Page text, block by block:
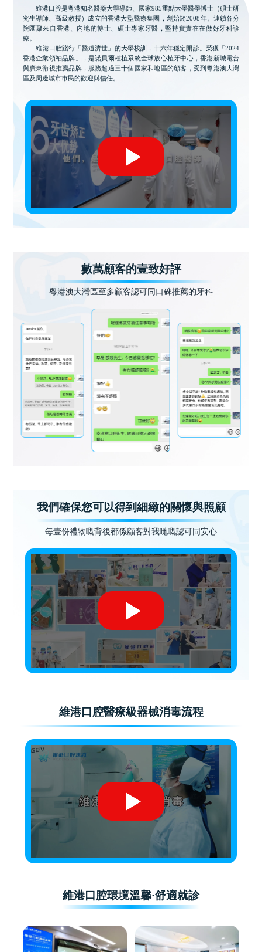
維港口腔是粵港知名醫藥大學導師、國家985重點大學醫學博士（碩士研
究生導師、高級教授）成立的香港大型醫療集團，創始於2008年。連鎖各分
院匯聚來自香港、內地的博士、碩士專家牙醫，堅持實實在在做好牙科診
療。
維港口腔踐行「醫道濟世」的大學校訓，十六年穩定開診。榮獲「2024
香港企業領袖品牌」，是諾貝爾種植系統全球放心植牙中心，香港新城電台
與廣東衛視推薦品牌，服務超過三十個國家和地區的顧客，受到粵港澳大灣
區及周邊城市市民的歡迎與信任。
數萬顧客的壹致好評
粵港澳大灣區至多顧客認可同口碑推薦的牙科
我們確保您可以得到細緻的關懷與照顧
每壹份禮物嘅背後都係顧客對我哋嘅認可同安心
維港口腔醫療級器械消毒流程
維港口腔環境溫馨·舒適就診